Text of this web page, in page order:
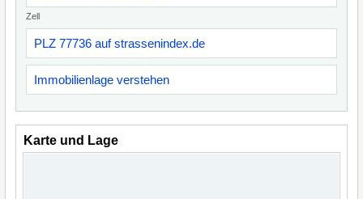
Zell
PLZ 77736 auf strassenindex.de
Immobilienlage verstehen
Karte und Lage